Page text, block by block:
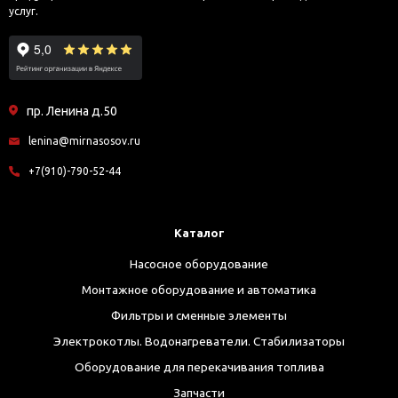
услуг.
пр. Ленина д.50
lenina@mirnasosov.ru
+7(910)-790-52-44
Каталог
Насосное оборудование
Монтажное оборудование и автоматика
Фильтры и сменные элементы
Электрокотлы. Водонагреватели. Стабилизаторы
Оборудование для перекачивания топлива
Запчасти